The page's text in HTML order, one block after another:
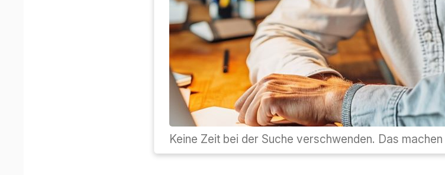
Keine Zeit bei der Suche verschwenden. Das